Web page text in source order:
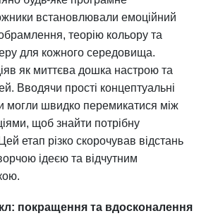
встановлювали емоційний
теорію кольору та
для кожного середовища.
як миттєва дошка настрою та
Вводячи прості концептуальні
могли швидко перемикатися між
щоб знайти потрібну
етап різко скорочував відстань
ідеєю та відчутним
покращення та вдосконалення